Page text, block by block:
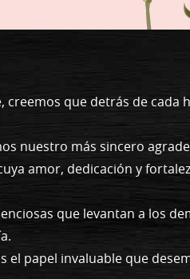
creemos que detrás de
nuestro más sincero
amor, dedicación y
que levantan a los
el papel invaluable que